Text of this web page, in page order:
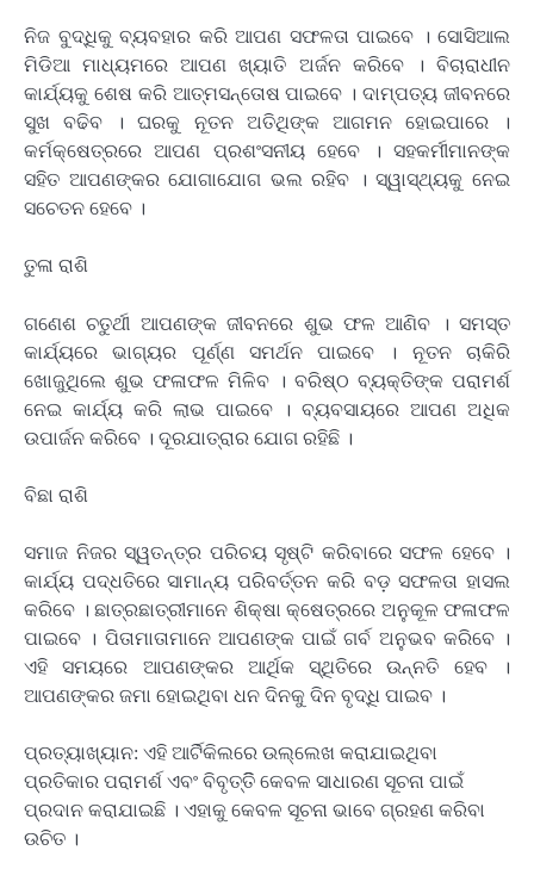
ନିଜ ବୁଦ୍ଧିକୁ ବ୍ୟବହାର କରି ଆପଣ ସଫଳତା ପାଇବେ । ସୋସିଆଲ
ମିଡିଆ ମାଧ୍ୟମରେ ଆପଣ ଖ୍ୟାତି ଅର୍ଜନ କରିବେ । ବିଚାରାଧୀନ
କାର୍ଯ୍ୟକୁ ଶେଷ କରି ଆତ୍ମସନ୍ତୋଷ ପାଇବେ । ଦାମ୍ପତ୍ୟ ଜୀବନରେ
ସୁଖ ବଢିବ । ଘରକୁ ନୂତନ ଅତିଥିଙ୍କ ଆଗମନ ହୋଇପାରେ ।
କର୍ମକ୍ଷେତ୍ରରେ ଆପଣ ପ୍ରଶଂସନୀୟ ହେବେ । ସହକର୍ମୀମାନଙ୍କ
ସହିତ ଆପଣଙ୍କର ଯୋଗାଯୋଗ ଭଲ ରହିବ । ସ୍ୱାସ୍ଥ୍ୟକୁ ନେଇ
ସଚେତନ ହେବେ ।
ତୁଳା ରାଶି
ଗଣେଶ ଚତୁର୍ଥୀ ଆପଣଙ୍କ ଜୀବନରେ ଶୁଭ ଫଳ ଆଣିବ । ସମସ୍ତ
କାର୍ଯ୍ୟରେ ଭାଗ୍ୟର ପୂର୍ଣ୍ଣ ସମର୍ଥନ ପାଇବେ । ନୂତନ ଚାକିରି
ଖୋଜୁଥିଲେ ଶୁଭ ଫଳାଫଳ ମିଳିବ । ବରିଷ୍ଠ ବ୍ୟକ୍ତିଙ୍କ ପରାମର୍ଶ
ନେଇ କାର୍ଯ୍ୟ କରି ଲାଭ ପାଇବେ । ବ୍ୟବସାୟରେ ଆପଣ ଅଧିକ
ଉପାର୍ଜନ କରିବେ । ଦୂରଯାତ୍ରାର ଯୋଗ ରହିଛି ।
ବିଛା ରାଶି
ସମାଜ ନିଜର ସ୍ୱତନ୍ତ୍ର ପରିଚୟ ସୃଷ୍ଟି କରିବାରେ ସଫଳ ହେବେ ।
କାର୍ଯ୍ୟ ପଦ୍ଧତିରେ ସାମାନ୍ୟ ପରିବର୍ତ୍ତନ କରି ବଡ଼ ସଫଳତା ହାସଲ
କରିବେ । ଛାତ୍ରଛାତ୍ରୀମାନେ ଶିକ୍ଷା କ୍ଷେତ୍ରରେ ଅନୁକୂଳ ଫଳାଫଳ
ପାଇବେ । ପିତାମାତାମାନେ ଆପଣଙ୍କ ପାଇଁ ଗର୍ବ ଅନୁଭବ କରିବେ ।
ଏହି ସମୟରେ ଆପଣଙ୍କର ଆର୍ଥିକ ସ୍ଥିତିରେ ଉନ୍ନତି ହେବ ।
ଆପଣଙ୍କର ଜମା ହୋଇଥିବା ଧନ ଦିନକୁ ଦିନ ବୃଦ୍ଧି ପାଇବ ।
ପ୍ରତ୍ୟାଖ୍ୟାନ: ଏହି ଆର୍ଟିକିଲରେ ଉଲ୍ଲେଖ କରାଯାଇଥିବା
ପ୍ରତିକାର ପରାମର୍ଶ ଏବଂ ବିବୃତ୍ତିି କେବଳ ସାଧାରଣ ସୂଚନା ପାଇଁ
ପ୍ରଦାନ କରାଯାଇଛି । ଏହାକୁ କେବଳ ସୂଚନା ଭାବେ ଗ୍ରହଣ କରିବା
ଉଚିତ ।